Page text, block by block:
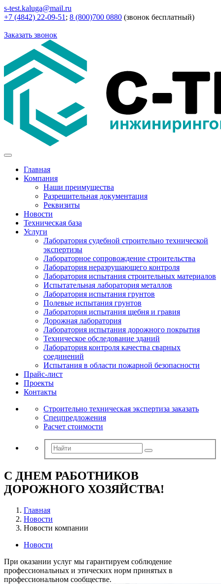
s-test.kaluga@mail.ru
+7 (4842) 22-09-51 ; 8 (800)700 0880 (звонок бесплатный)
Заказать звонок
Главная
Компания
Наши преимущества
Разрешительная документация
Реквизиты
Новости
Техническая база
Услуги
Лаборатория судебной строительно технической
экспертизы
Лабораторное сопровождение строительства
Лаборатория неразрушающего контроля
Лаборатория испытания строительных материалов
Испытательная лаборатория металлов
Лаборатория испытания грунтов
Полевые испытания грунтов
Лаборатория испытания щебня и гравия
Дорожная лаборатория
Лаборатория испытания дорожного покрытия
Техническое обследование зданий
Лаборатория контроля качества сварных
соединений
Испытания в области пожарной безопасности
Прайс-лист
Проекты
Контакты
Строительно техническая экспертиза заказать
Спецпредложения
Расчет стоимости
С ДНЕМ РАБОТНИКОВ
ДОРОЖНОГО ХОЗЯЙСТВА!
Главная
Новости
Новости компании
Новости
При оказании услуг мы гарантируем соблюдение
профессиональных и этических норм принятых в
профессиональном сообществе.